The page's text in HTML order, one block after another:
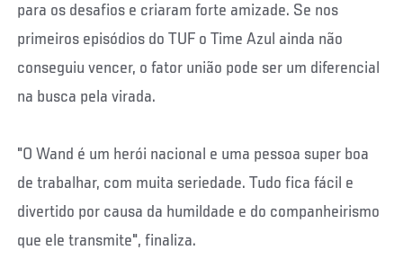
para os desafios e criaram forte amizade. Se nos
primeiros episódios do TUF o Time Azul ainda não
conseguiu vencer, o fator união pode ser um diferencial
na busca pela virada.
"O Wand é um herói nacional e uma pessoa super boa
de trabalhar, com muita seriedade. Tudo fica fácil e
divertido por causa da humildade e do companheirismo
que ele transmite", finaliza.